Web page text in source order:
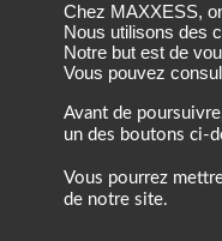
Chez MAXXESS,
Nous utilisons des
Notre but est de
Vous pouvez
Avant de
un des boutons ci-
Vous pourrez
de notre site.